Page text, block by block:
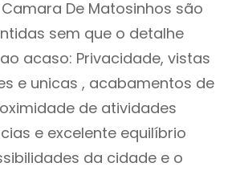
De Matosinhos são
sem que o detalhe
acaso: Privacidade, vistas
e unicas , acabamentos de
de atividades
e excelente equilíbrio
da cidade e o